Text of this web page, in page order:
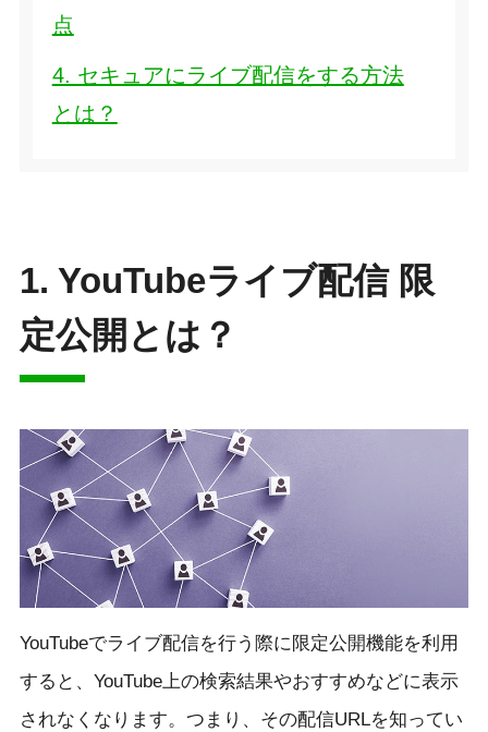
点
4. セキュアにライブ配信をする方法
とは？
1. YouTubeライブ配信 限
定公開とは？
YouTubeでライブ配信を行う際に限定公開機能を利用
すると、YouTube上の検索結果やおすすめなどに表示
されなくなります。つまり、その配信URLを知ってい